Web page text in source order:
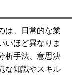
は、日常的な業
いほど異なりま
析手法、意思決
な知識やスキル